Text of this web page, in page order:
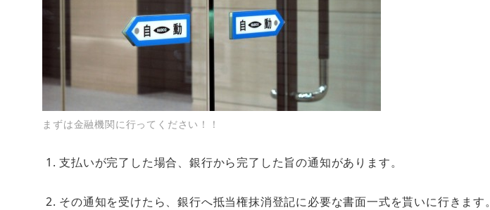
まずは金融機関に行ってください！！
支払いが完了した場合、銀行から完了した旨の通知があります。
その通知を受けたら、銀行へ抵当権抹消登記に必要な書面一式を貰いに行きます。